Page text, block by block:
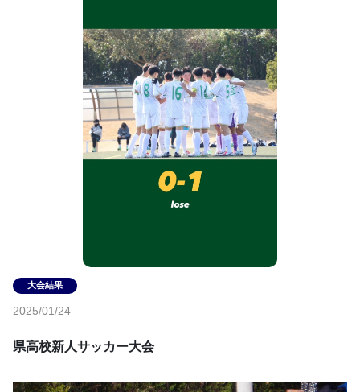
2025/01/24
県高校新人サッカー大会